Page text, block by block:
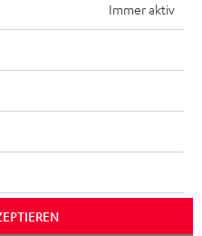
Irrtum vorbehalten. Das auf unseren
enthalten. Etwaige
Preis inbegriffen.
Immer aktiv